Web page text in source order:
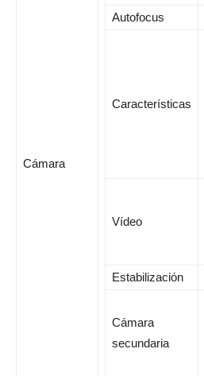
Cámara
Autofocus
Características
Vídeo
Estabilización
Cámara
secundaria